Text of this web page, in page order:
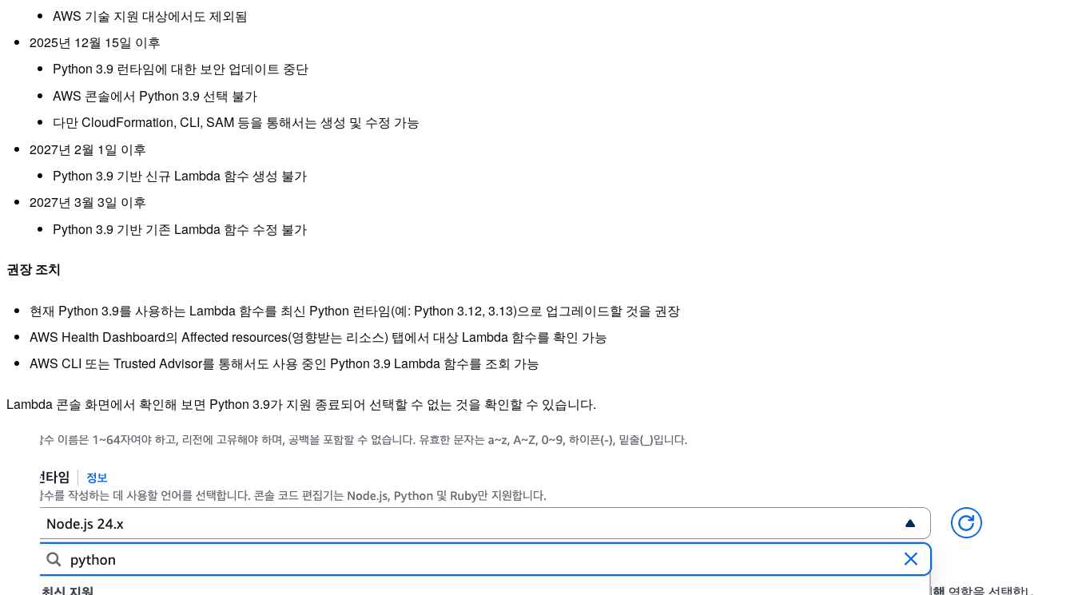
AWS 기술 지원 대상에서도 제외됨
2025년 12월 15일 이후
Python 3.9 런타임에 대한 보안 업데이트 중단
AWS 콘솔에서 Python 3.9 선택 불가
다만 CloudFormation, CLI, SAM 등을 통해서는 생성 및 수정 가능
2027년 2월 1일 이후
Python 3.9 기반 신규 Lambda 함수 생성 불가
2027년 3월 3일 이후
Python 3.9 기반 기존 Lambda 함수 수정 불가
권장 조치
현재 Python 3.9를 사용하는 Lambda 함수를 최신 Python 런타임(예: Python 3.12, 3.13)으로 업그레이드할 것을 권장
AWS Health Dashboard의 Affected resources(영향받는 리소스) 탭에서 대상 Lambda 함수를 확인 가능
AWS CLI 또는 Trusted Advisor를 통해서도 사용 중인 Python 3.9 Lambda 함수를 조회 가능
Lambda 콘솔 화면에서 확인해 보면 Python 3.9가 지원 종료되어 선택할 수 없는 것을 확인할 수 있습니다.